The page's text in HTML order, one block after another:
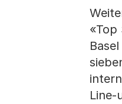
«Top
Line-